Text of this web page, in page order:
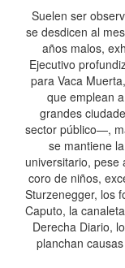
Suelen ser
se desdicen al
años malos,
Ejecutivo
para Vaca
que emplean
grandes
sector público—,
se mantiene
universitario, pese
coro de niños,
Sturzenegger, los
Caputo, la
Derecha Diario,
planchan